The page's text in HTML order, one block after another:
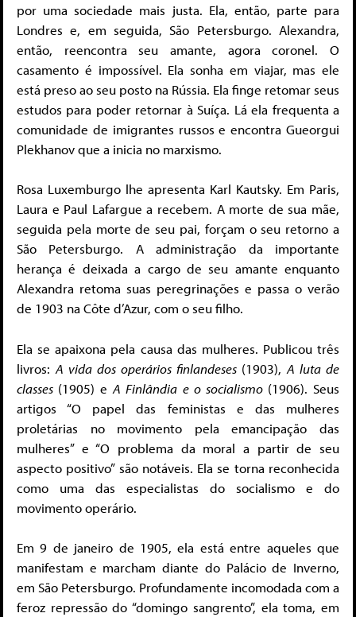
por uma sociedade mais justa. Ela, então, parte para
Londres e, em seguida, São Petersburgo. Alexandra,
então, reencontra seu amante, agora coronel. O
casamento é impossível. Ela sonha em viajar, mas ele
está preso ao seu posto na Rússia. Ela finge retomar seus
estudos para poder retornar à Suíça. Lá ela frequenta a
comunidade de imigrantes russos e encontra Gueorgui
Plekhanov que a inicia no marxismo.
Rosa Luxemburgo lhe apresenta Karl Kautsky. Em Paris,
Laura e Paul Lafargue a recebem. A morte de sua mãe,
seguida pela morte de seu pai, forçam o seu retorno a
São Petersburgo. A administração da importante
herança é deixada a cargo de seu amante enquanto
Alexandra retoma suas peregrinações e passa o verão
de 1903 na Côte d’Azur, com o seu filho.
Ela se apaixona pela causa das mulheres. Publicou três
livros: A vida dos operários finlandeses (1903), A luta de
classes (1905) eA Finlândia e o socialismo (1906). Seus
artigos “O papel das feministas e das mulheres
proletárias no movimento pela emancipação das
mulheres” e “O problema da moral a partir de seu
aspecto positivo” são notáveis. Ela se torna reconhecida
como uma das especialistas do socialismo e do
movimento operário.
Em 9 de janeiro de 1905, ela está entre aqueles que
manifestam e marcham diante do Palácio de Inverno,
em São Petersburgo. Profundamente incomodada com a
feroz repressão do “domingo sangrento”, ela toma, em